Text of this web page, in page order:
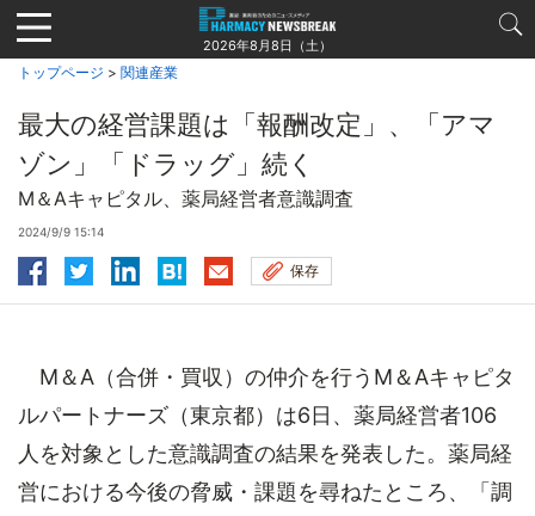
Jump
to
navigation
2026年8月8日（土）
トップページ > 関連産業
最大の経営課題は「報酬改定」、「アマ
ゾン」「ドラッグ」続く
M＆Aキャピタル、薬局経営者意識調査
2024/9/9 15:14
保存
M＆A（合併・買収）の仲介を行うM＆Aキャピタ
ルパートナーズ（東京都）は6日、薬局経営者106
人を対象とした意識調査の結果を発表した。薬局経
営における今後の脅威・課題を尋ねたところ、「調